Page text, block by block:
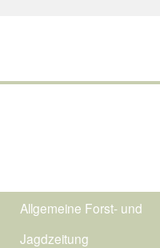
Allgemeine Forst- und
Jagdzeitung